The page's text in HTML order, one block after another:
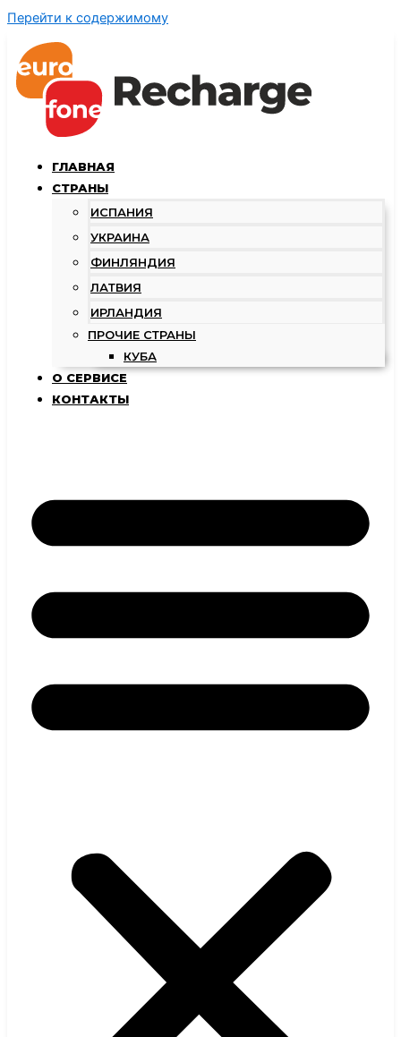
Перейти к содержимому
ГЛАВНАЯ
СТРАНЫ
ИСПАНИЯ
УКРАИНА
ФИНЛЯНДИЯ
ЛАТВИЯ
ИРЛАНДИЯ
ПРОЧИЕ СТРАНЫ
КУБА
О СЕРВИСЕ
КОНТАКТЫ